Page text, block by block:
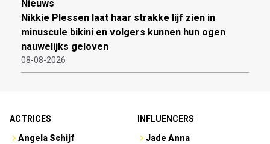
Nieuws
Nikkie Plessen laat haar strakke lijf zien in
minuscule bikini en volgers kunnen hun ogen
nauwelijks geloven
08-08-2026
ACTRICES
Angela Schijf
INFLUENCERS
Jade Anna